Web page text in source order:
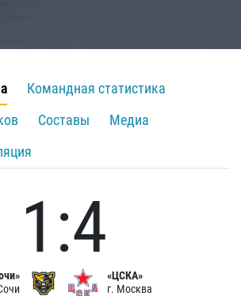
Командная статистика
Составы
Медиа
1:4
«ЦСКА»
г. Москва